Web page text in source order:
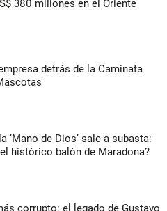
380 millones en el Oriente
detrás de la Caminata
‘Mano de Dios’ sale a subasta:
histórico balón de Maradona?
corrupto: el legado de Gustavo